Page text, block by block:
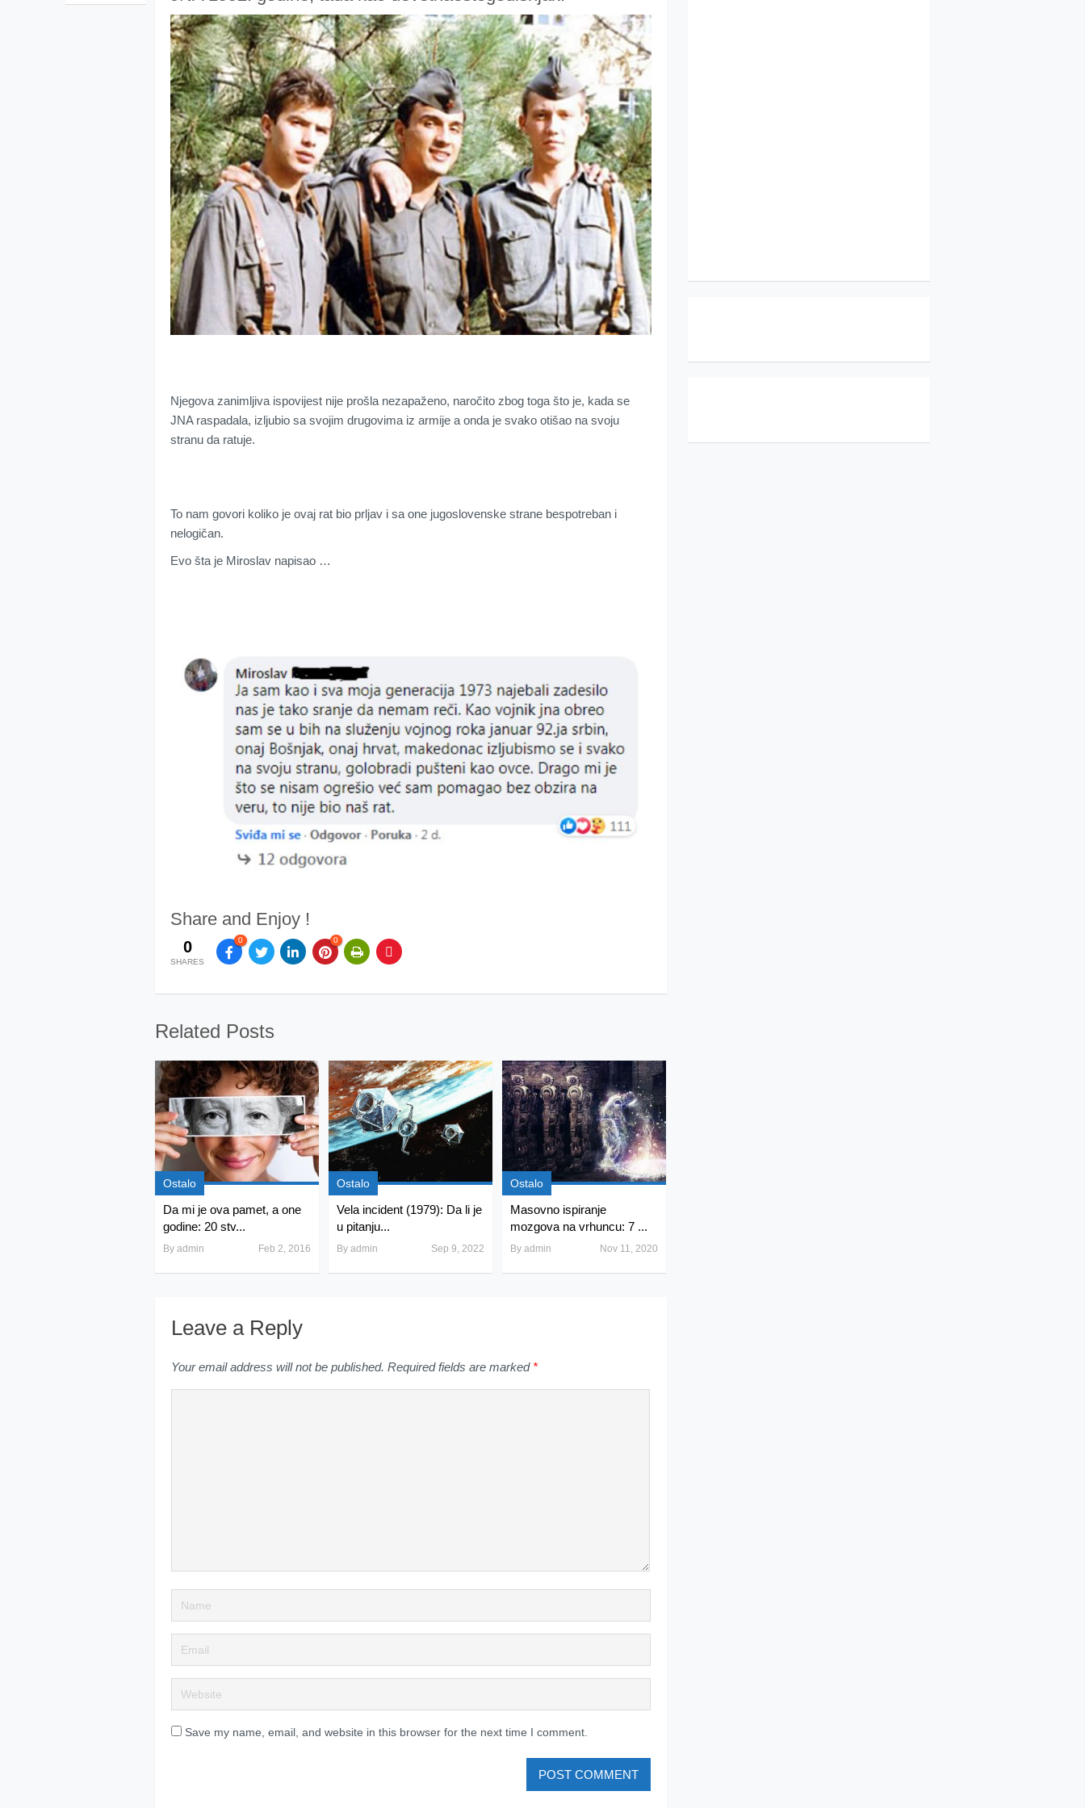
Njegova zanimljiva ispovijest nije prošla nezapaženo, naročito zbog toga što je, kada se
JNA raspadala, izljubio sa svojim drugovima iz armije a onda je svako otišao na svoju
stranu da ratuje.
To nam govori koliko je ovaj rat bio prljav i sa one jugoslovenske strane bespotreban i
nelogičan.
Evo šta je Miroslav napisao …
Share and Enjoy !
0
SHARES
0 0
Related Posts
Ostalo
Da mi je ova pamet, a one
godine: 20 stv...
By admin Feb 2, 2016
Ostalo
Vela incident (1979): Da li je
u pitanju...
By admin Sep 9, 2022
Ostalo
Masovno ispiranje
mozgova na vrhuncu: 7 ...
By admin Nov 11, 2020
Leave a Reply
Your email address will not be published. Required fields are marked *
Save my name, email, and website in this browser for the next time I comment.